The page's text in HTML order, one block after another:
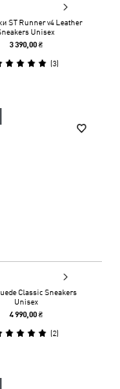
ST Runner v4 Leather
Unisex
3 390,00 ₴
(3)
Classic Sneakers
Unisex
4 990,00 ₴
(2)